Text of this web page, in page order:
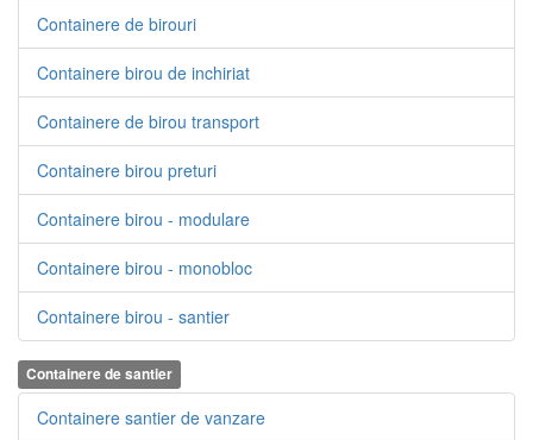
Containere de birouri
Containere birou de inchiriat
Containere de birou transport
Containere birou preturi
Containere birou - modulare
Containere birou - monobloc
Containere birou - santier
Containere de santier
Containere santier de vanzare